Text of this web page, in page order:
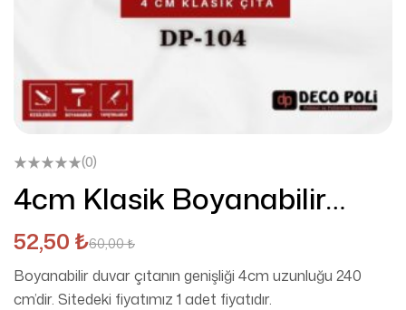
(0)
4cm Klasik Boyanabilir
Duvar Çıtaları DP-104
60,00₺
52,50 ₺
Boyanabilir duvar çıtanın genişliği 4cm uzunluğu 240
cm’dir. Sitedeki fiyatımız 1 adet fiyatıdır.